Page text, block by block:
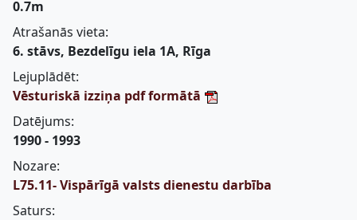
0.7m
Atrašanās vieta:
6. stāvs, Bezdelīgu iela 1A, Rīga
Lejuplādēt:
Vēsturiskā izziņa pdf formātā
Datējums:
1990 - 1993
Nozare:
L75.11- Vispārīgā valsts dienestu darbība
Saturs: